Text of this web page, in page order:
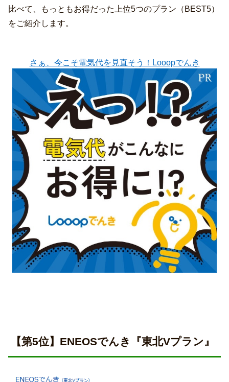
比べて、もっともお得だった上位5つのプラン（BEST5）
をご紹介します。
さぁ、今こそ電気代を見直そう！Looopでんき
【第5位】ENEOSでんき『東北Vプラン』